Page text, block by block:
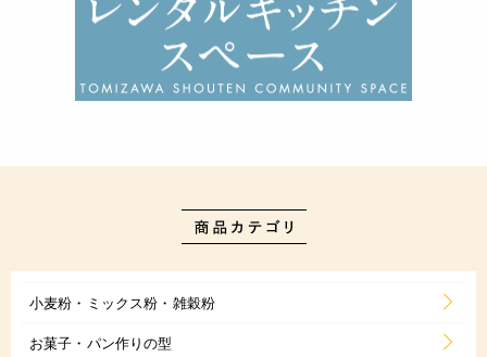
小麦粉・ミックス粉・雑穀粉
お菓子・パン作りの型